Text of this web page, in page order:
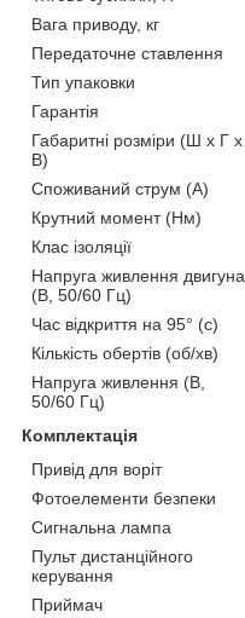
Вага приводу, кг
Передаточне ставлення
Тип упаковки
Гарантія
Габаритні розміри (Ш х Г х
В)
Споживаний струм (А)
Крутний момент (Нм)
Клас ізоляції
Напруга живлення двигуна
(В, 50/60 Гц)
Час відкриття на 95° (с)
Кількість обертів (об/хв)
Напруга живлення (В,
50/60 Гц)
Комплектація
Привід для воріт
Фотоелементи безпеки
Сигнальна лампа
Пульт дистанційного
керування
Приймач